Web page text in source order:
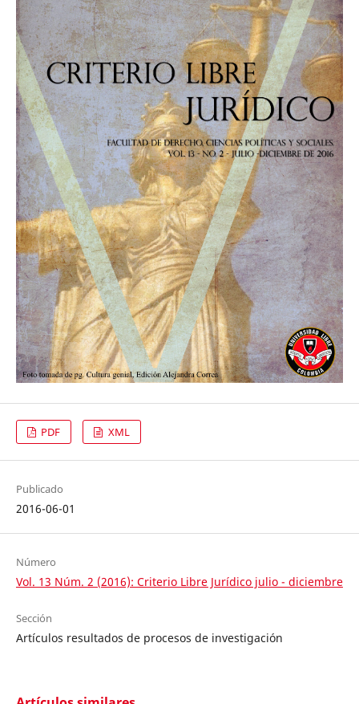
PDF XML
Publicado
2016-06-01
Número
Vol. 13 Núm. 2 (2016): Criterio Libre Jurídico julio - diciembre
Sección
Artículos resultados de procesos de investigación